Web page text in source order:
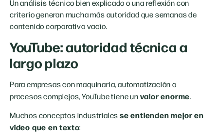
Un análisis técnico bien explicado o una reflexión con
criterio generan mucha más autoridad que semanas de
contenido corporativo vacío.
YouTube: autoridad técnica a
largo plazo
Para empresas con maquinaria, automatización o
procesos complejos, YouTube tiene unvalor enorme.
Muchos conceptos industrialesse entienden mejor en
vídeo que en texto: